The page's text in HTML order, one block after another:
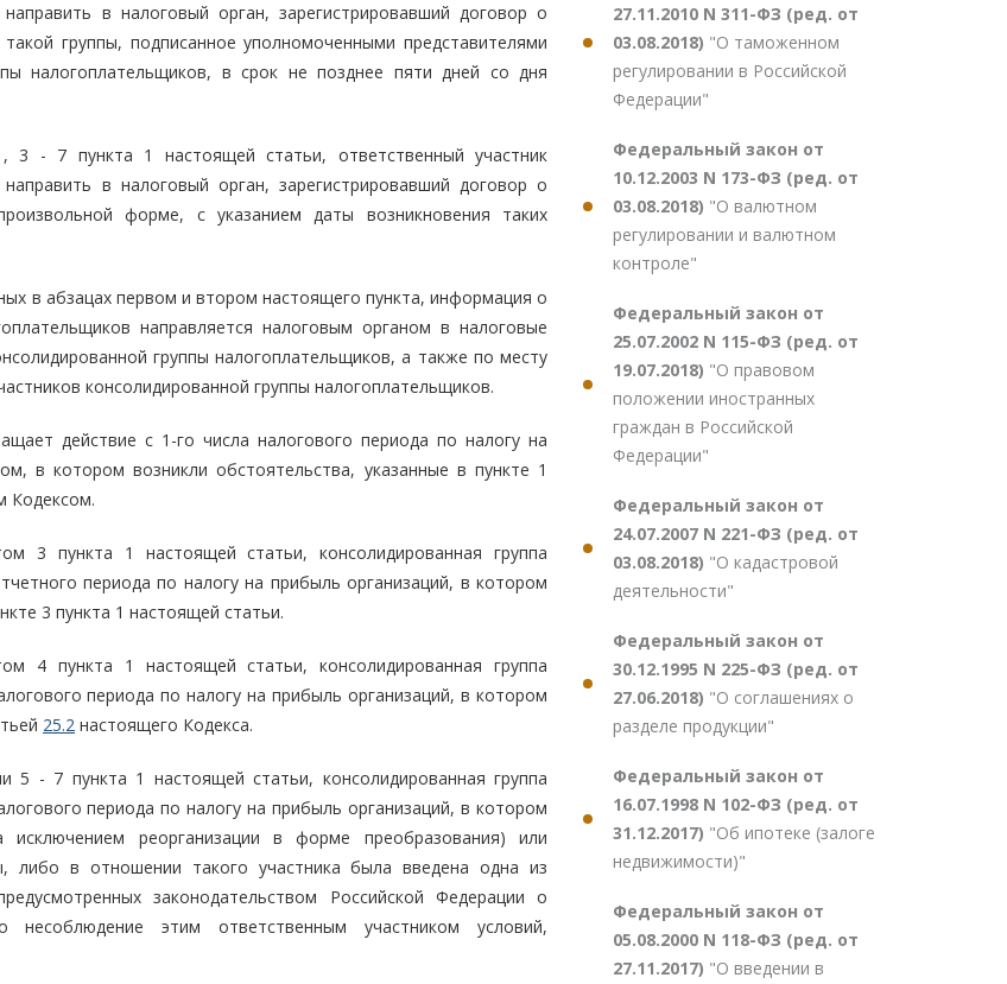
в налоговый орган, зарегистрировавший договор о
группы, подписанное уполномоченными представителями
налогоплательщиков, в срок не позднее пяти дней со дня
3 - 7 пункта 1 настоящей статьи, ответственный участник
в налоговый орган, зарегистрировавший договор о
форме, с указанием даты возникновения таких
в абзацах первом и втором настоящего пункта, информация о
направляется налоговым органом в налоговые
группы налогоплательщиков, а также по месту
консолидированной группы налогоплательщиков.
действие с 1-го числа налогового периода по налогу на
в котором возникли обстоятельства, указанные в пункте 1
Кодексом.
3 пункта 1 настоящей статьи, консолидированная группа
периода по налогу на прибыль организаций, в котором
3 пункта 1 настоящей статьи.
4 пункта 1 настоящей статьи, консолидированная группа
периода по налогу на прибыль организаций, в котором
25.2 настоящего Кодекса.
5 - 7 пункта 1 настоящей статьи, консолидированная группа
периода по налогу на прибыль организаций, в котором
исключением реорганизации в форме преобразования) или
либо в отношении такого участника была введена одна из
законодательством Российской Федерации о
несоблюдение этим ответственным участником условий,
27.11.2010 N 311-ФЗ (ред. от
03.08.2018) "О таможенном
регулировании в Российской
Федерации"
Федеральный закон от
10.12.2003 N 173-ФЗ (ред. от
03.08.2018) "О валютном
регулировании и валютном
контроле"
Федеральный закон от
25.07.2002 N 115-ФЗ (ред. от
19.07.2018) "О правовом
положении иностранных
граждан в Российской
Федерации"
Федеральный закон от
24.07.2007 N 221-ФЗ (ред. от
03.08.2018) "О кадастровой
деятельности"
Федеральный закон от
30.12.1995 N 225-ФЗ (ред. от
27.06.2018) "О соглашениях о
разделе продукции"
Федеральный закон от
16.07.1998 N 102-ФЗ (ред. от
31.12.2017) "Об ипотеке (залоге
недвижимости)"
Федеральный закон от
05.08.2000 N 118-ФЗ (ред. от
27.11.2017) "О введении в